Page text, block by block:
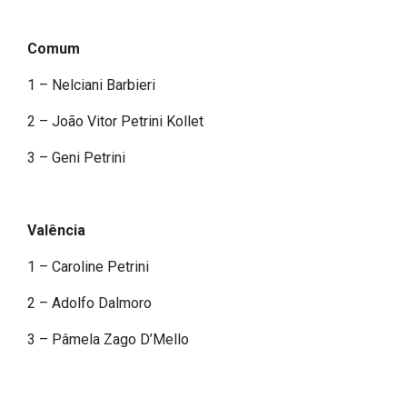
Comum
1 – Nelciani Barbieri
2 – João Vitor Petrini Kollet
3 – Geni Petrini
Valência
1 – Caroline Petrini
2 – Adolfo Dalmoro
3 – Pâmela Zago D’Mello